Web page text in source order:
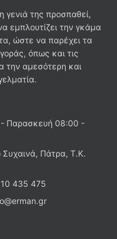
γενιά της προσπαθεί,
εμπλουτίζει την γκάμα
ώστε να παρέχει τα
όπως και τις
την αμεσότερη και
- Παρασκευή 08:00 -
Συχαινά, Πάτρα, Τ.Κ.
435 475